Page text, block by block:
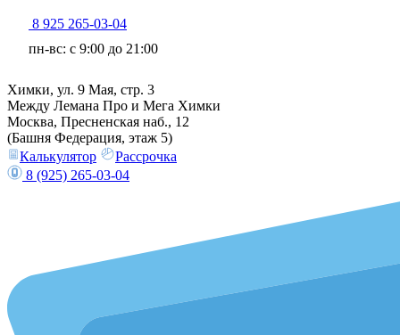
8 925 265-03-04
пн-вс: c 9:00 до 21:00
Химки, ул. 9 Мая, стр. 3
Между Лемана Про и Мега Химки
Москва, Пресненская наб., 12
(Башня Федерация, этаж 5)
Калькулятор
Рассрочка
8 (925) 265-03-04